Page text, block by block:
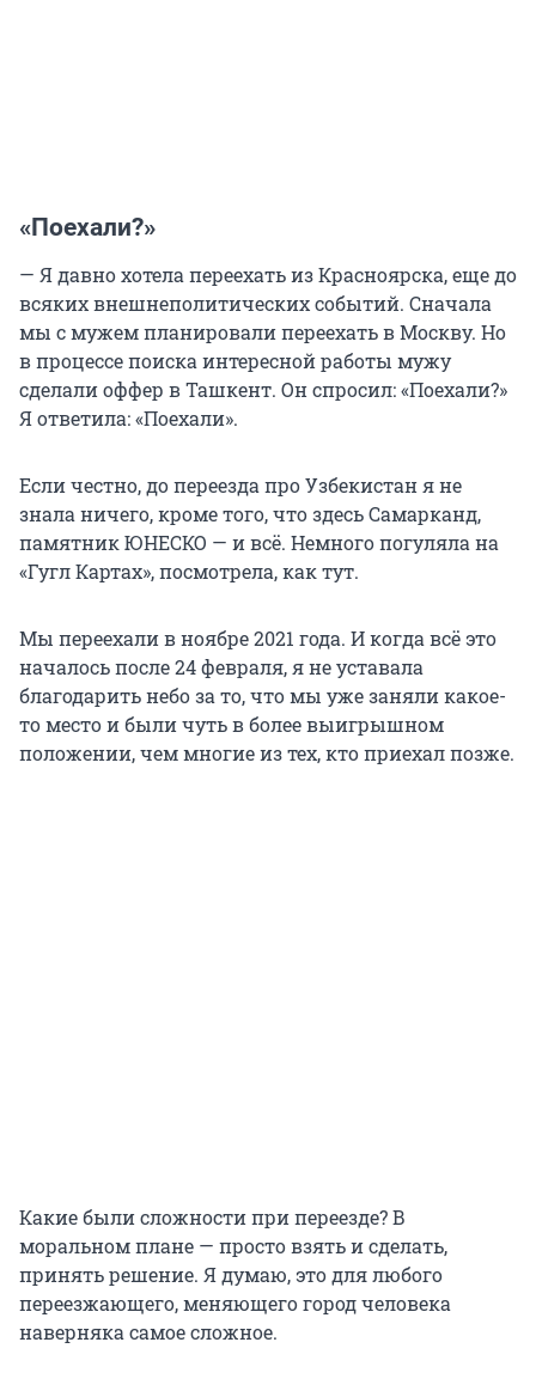
«Поехали?»
— Я давно хотела переехать из Красноярска, еще до
всяких внешнеполитических событий. Сначала
мы с мужем планировали переехать в Москву. Но
в процессе поиска интересной работы мужу
сделали оффер в Ташкент. Он спросил: «Поехали?»
Я ответила: «Поехали».
Если честно, до переезда про Узбекистан я не
знала ничего, кроме того, что здесь Самарканд,
памятник ЮНЕСКО — и всё. Немного погуляла на
«Гугл Картах», посмотрела, как тут.
Мы переехали в ноябре 2021 года. И когда всё это
началось после 24 февраля, я не уставала
благодарить небо за то, что мы уже заняли какое-
то место и были чуть в более выигрышном
положении, чем многие из тех, кто приехал позже.
Какие были сложности при переезде? В
моральном плане — просто взять и сделать,
принять решение. Я думаю, это для любого
переезжающего, меняющего город человека
наверняка самое сложное.